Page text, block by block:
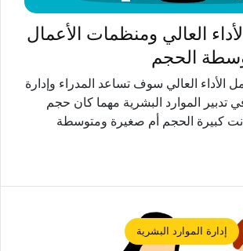
العالي ومنظمات الأعمال
الحجم
الأداء العالي سوف تساعد المدراء وإدارة
تدبير الموارد البشرية مهما كان حجم
كبيرة الحجم أم صغيرة ومتوسطة
إدارة الموارد البشرية